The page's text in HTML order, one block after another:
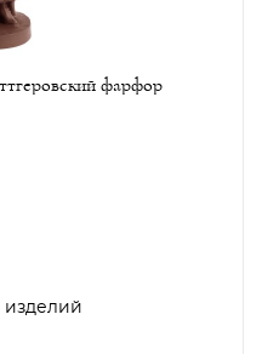
фарфор
изделий